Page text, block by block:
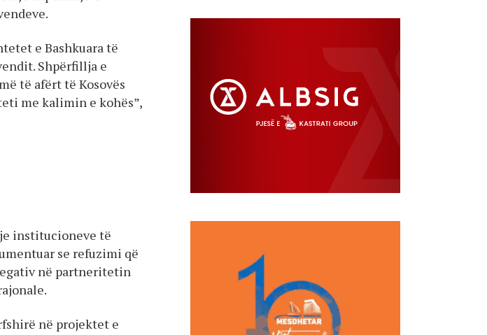
e Bashkuara të
Shpërfillja e
të afërt të Kosovës
me kalimin e kohës”,
institucioneve të
se refuzimi që
në partneritetin
në projektet e